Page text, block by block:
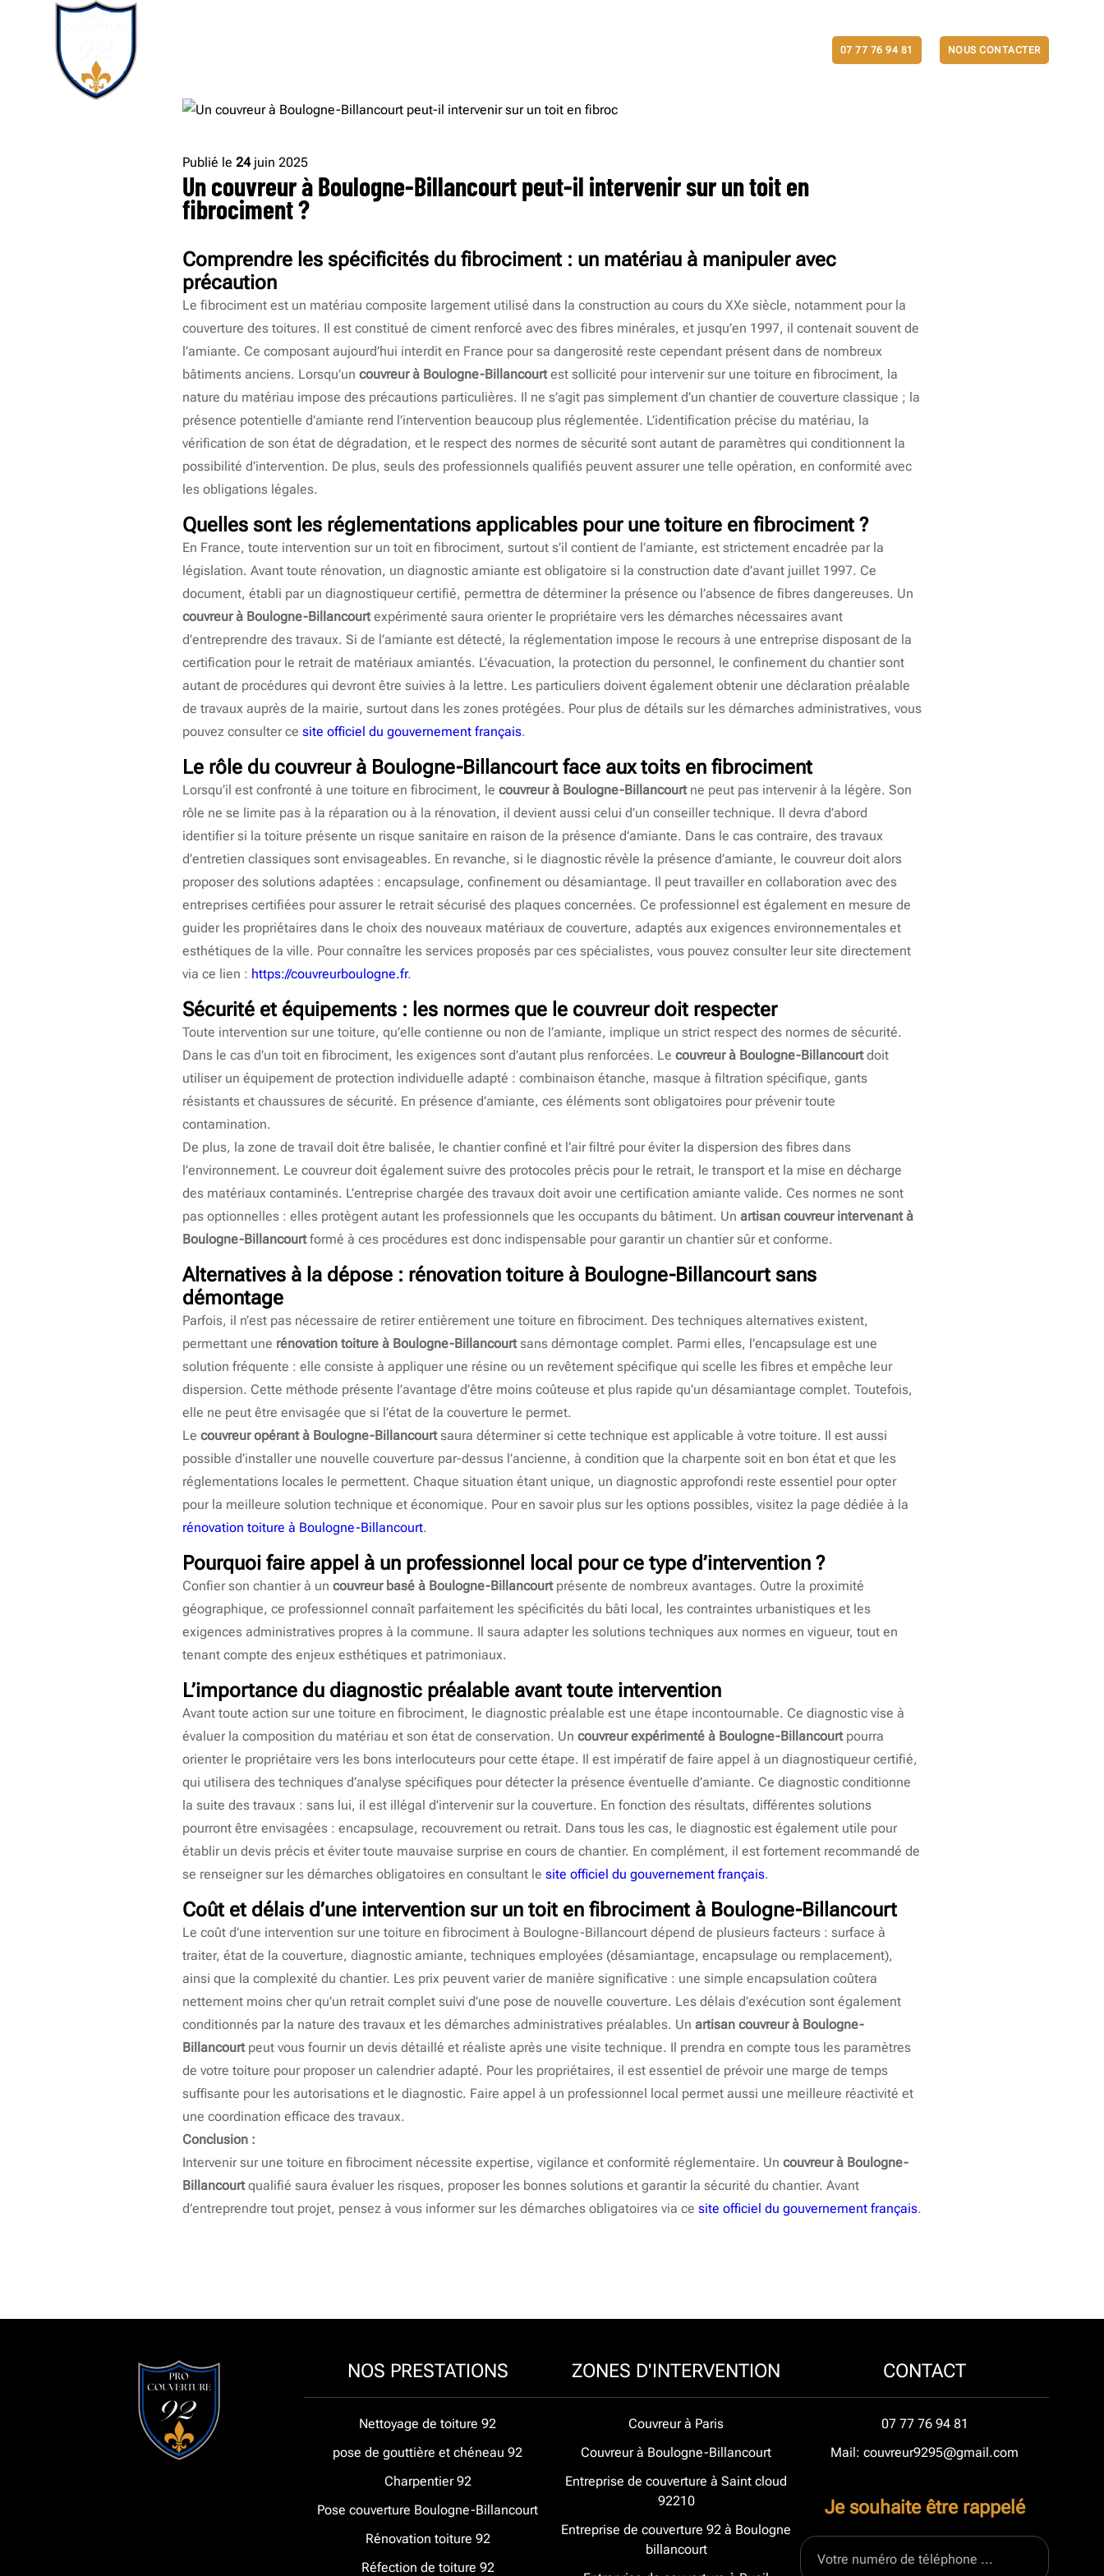
07 77 76 94 81 NOUS CONTACTER
Publié le 24juin 2025
Un couvreur à Boulogne-Billancourt peut-il intervenir sur un toit en
fibrociment ?
Comprendre les spécificités du fibrociment : un matériau à manipuler avec
précaution
Le fibrociment est un matériau composite largement utilisé dans la construction au cours du XXe siècle, notamment pour la
couverture des toitures. Il est constitué de ciment renforcé avec des fibres minérales, et jusqu’en 1997, il contenait souvent de
l’amiante. Ce composant aujourd’hui interdit en France pour sa dangerosité reste cependant présent dans de nombreux
bâtiments anciens. Lorsqu’un couvreur à Boulogne-Billancourtest sollicité pour intervenir sur une toiture en fibrociment, la
nature du matériau impose des précautions particulières. Il ne s’agit pas simplement d’un chantier de couverture classique ; la
présence potentielle d’amiante rend l’intervention beaucoup plus réglementée. L’identification précise du matériau, la
vérification de son état de dégradation, et le respect des normes de sécurité sont autant de paramètres qui conditionnent la
possibilité d’intervention. De plus, seuls des professionnels qualifiés peuvent assurer une telle opération, en conformité avec
les obligations légales.
Quelles sont les réglementations applicables pour une toiture en fibrociment ?
En France, toute intervention sur un toit en fibrociment, surtout s’il contient de l’amiante, est strictement encadrée par la
législation. Avant toute rénovation, un diagnostic amiante est obligatoire si la construction date d’avant juillet 1997. Ce
document, établi par un diagnostiqueur certifié, permettra de déterminer la présence ou l’absence de fibres dangereuses. Un
couvreur à Boulogne-Billancourtexpérimenté saura orienter le propriétaire vers les démarches nécessaires avant
d’entreprendre des travaux. Si de l’amiante est détecté, la réglementation impose le recours à une entreprise disposant de la
certification pour le retrait de matériaux amiantés. L’évacuation, la protection du personnel, le confinement du chantier sont
autant de procédures qui devront être suivies à la lettre. Les particuliers doivent également obtenir une déclaration préalable
de travaux auprès de la mairie, surtout dans les zones protégées. Pour plus de détails sur les démarches administratives, vous
pouvez consulter ce site officiel du gouvernement français.
Le rôle du couvreur à Boulogne-Billancourt face aux toits en fibrociment
Lorsqu’il est confronté à une toiture en fibrociment, le couvreur à Boulogne-Billancourtne peut pas intervenir à la légère. Son
rôle ne se limite pas à la réparation ou à la rénovation, il devient aussi celui d’un conseiller technique. Il devra d’abord
identifier si la toiture présente un risque sanitaire en raison de la présence d’amiante. Dans le cas contraire, des travaux
d’entretien classiques sont envisageables. En revanche, si le diagnostic révèle la présence d’amiante, le couvreur doit alors
proposer des solutions adaptées : encapsulage, confinement ou désamiantage. Il peut travailler en collaboration avec des
entreprises certifiées pour assurer le retrait sécurisé des plaques concernées. Ce professionnel est également en mesure de
guider les propriétaires dans le choix des nouveaux matériaux de couverture, adaptés aux exigences environnementales et
esthétiques de la ville. Pour connaître les services proposés par ces spécialistes, vous pouvez consulter leur site directement
via ce lien : https://couvreurboulogne.fr.
Sécurité et équipements : les normes que le couvreur doit respecter
Toute intervention sur une toiture, qu’elle contienne ou non de l’amiante, implique un strict respect des normes de sécurité.
Dans le cas d’un toit en fibrociment, les exigences sont d’autant plus renforcées. Le couvreur à Boulogne-Billancourtdoit
utiliser un équipement de protection individuelle adapté : combinaison étanche, masque à filtration spécifique, gants
résistants et chaussures de sécurité. En présence d’amiante, ces éléments sont obligatoires pour prévenir toute
contamination.
De plus, la zone de travail doit être balisée, le chantier confiné et l’air filtré pour éviter la dispersion des fibres dans
l’environnement. Le couvreur doit également suivre des protocoles précis pour le retrait, le transport et la mise en décharge
des matériaux contaminés. L’entreprise chargée des travaux doit avoir une certification amiante valide. Ces normes ne sont
pas optionnelles : elles protègent autant les professionnels que les occupants du bâtiment. Un artisan couvreur intervenant à
Boulogne-Billancourtformé à ces procédures est donc indispensable pour garantir un chantier sûr et conforme.
Alternatives à la dépose : rénovation toiture à Boulogne-Billancourt sans
démontage
Parfois, il n’est pas nécessaire de retirer entièrement une toiture en fibrociment. Des techniques alternatives existent,
permettant une rénovation toiture à Boulogne-Billancourtsans démontage complet. Parmi elles, l’encapsulage est une
solution fréquente : elle consiste à appliquer une résine ou un revêtement spécifique qui scelle les fibres et empêche leur
dispersion. Cette méthode présente l’avantage d’être moins coûteuse et plus rapide qu’un désamiantage complet. Toutefois,
elle ne peut être envisagée que si l’état de la couverture le permet.
Le couvreur opérant à Boulogne-Billancourtsaura déterminer si cette technique est applicable à votre toiture. Il est aussi
possible d’installer une nouvelle couverture par-dessus l’ancienne, à condition que la charpente soit en bon état et que les
réglementations locales le permettent. Chaque situation étant unique, un diagnostic approfondi reste essentiel pour opter
pour la meilleure solution technique et économique. Pour en savoir plus sur les options possibles, visitez la page dédiée à la
rénovation toiture à Boulogne-Billancourt.
Pourquoi faire appel à un professionnel local pour ce type d’intervention ?
Confier son chantier à un couvreur basé à Boulogne-Billancourtprésente de nombreux avantages. Outre la proximité
géographique, ce professionnel connaît parfaitement les spécificités du bâti local, les contraintes urbanistiques et les
exigences administratives propres à la commune. Il saura adapter les solutions techniques aux normes en vigueur, tout en
tenant compte des enjeux esthétiques et patrimoniaux.
L’importance du diagnostic préalable avant toute intervention
Avant toute action sur une toiture en fibrociment, le diagnostic préalable est une étape incontournable. Ce diagnostic vise à
évaluer la composition du matériau et son état de conservation. Un couvreur expérimenté à Boulogne-Billancourtpourra
orienter le propriétaire vers les bons interlocuteurs pour cette étape. Il est impératif de faire appel à un diagnostiqueur certifié,
qui utilisera des techniques d’analyse spécifiques pour détecter la présence éventuelle d’amiante. Ce diagnostic conditionne
la suite des travaux : sans lui, il est illégal d’intervenir sur la couverture. En fonction des résultats, différentes solutions
pourront être envisagées : encapsulage, recouvrement ou retrait. Dans tous les cas, le diagnostic est également utile pour
établir un devis précis et éviter toute mauvaise surprise en cours de chantier. En complément, il est fortement recommandé de
se renseigner sur les démarches obligatoires en consultant le site officiel du gouvernement français.
Coût et délais d’une intervention sur un toit en fibrociment à Boulogne-Billancourt
Le coût d’une intervention sur une toiture en fibrociment à Boulogne-Billancourt dépend de plusieurs facteurs : surface à
traiter, état de la couverture, diagnostic amiante, techniques employées (désamiantage, encapsulage ou remplacement),
ainsi que la complexité du chantier. Les prix peuvent varier de manière significative : une simple encapsulation coûtera
nettement moins cher qu’un retrait complet suivi d’une pose de nouvelle couverture. Les délais d’exécution sont également
conditionnés par la nature des travaux et les démarches administratives préalables. Un artisan couvreur à Boulogne-
Billancourtpeut vous fournir un devis détaillé et réaliste après une visite technique. Il prendra en compte tous les paramètres
de votre toiture pour proposer un calendrier adapté. Pour les propriétaires, il est essentiel de prévoir une marge de temps
suffisante pour les autorisations et le diagnostic. Faire appel à un professionnel local permet aussi une meilleure réactivité et
une coordination efficace des travaux.
Conclusion :
Intervenir sur une toiture en fibrociment nécessite expertise, vigilance et conformité réglementaire. Un couvreur à Boulogne-
Billancourtqualifié saura évaluer les risques, proposer les bonnes solutions et garantir la sécurité du chantier. Avant
d’entreprendre tout projet, pensez à vous informer sur les démarches obligatoires via ce site officiel du gouvernement français.
NOS PRESTATIONS
Nettoyage de toiture 92
pose de gouttière et chéneau 92
Charpentier 92
Pose couverture Boulogne-Billancourt
Rénovation toiture 92
Réfection de toiture 92
ZONES D'INTERVENTION
Couvreur à Paris
Couvreur à Boulogne-Billancourt
Entreprise de couverture à Saint cloud
92210
Entreprise de couverture 92 à Boulogne
billancourt
CONTACT
07 77 76 94 81
Mail: couvreur9295@gmail.com
Je souhaite être rappelé